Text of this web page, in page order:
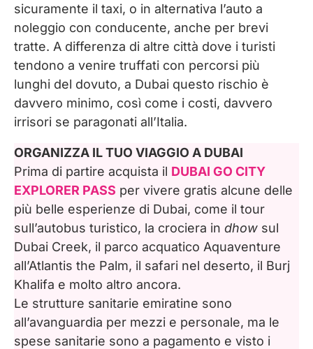
sicuramente il taxi, o in alternativa l’auto a
noleggio con conducente, anche per brevi
tratte. A differenza di altre città dove i turisti
tendono a venire truffati con percorsi più
lunghi del dovuto, a Dubai questo rischio è
davvero minimo, così come i costi, davvero
irrisori se paragonati all’Italia.
ORGANIZZA IL TUO VIAGGIO A DUBAI
Prima di partire acquista il DUBAI GO CITY
EXPLORER PASS per vivere gratis alcune delle
più belle esperienze di Dubai, come il tour
sull’autobus turistico, la crociera in dhow sul
Dubai Creek, il parco acquatico Aquaventure
all’Atlantis the Palm, il safari nel deserto, il Burj
Khalifa e molto altro ancora.
Le strutture sanitarie emiratine sono
all’avanguardia per mezzi e personale, ma le
spese sanitarie sono a pagamento e visto i